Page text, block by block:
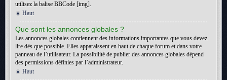
utilisez la balise BBCode [img].
Haut
Que sont les annonces globales ?
Les annonces globales contiennent des informations importantes que vous devez
lire dès que possible. Elles apparaissent en haut de chaque forum et dans votre
panneau de l’utilisateur. La possibilité de publier des annonces globales dépend
des permissions définies par l’administrateur.
Haut